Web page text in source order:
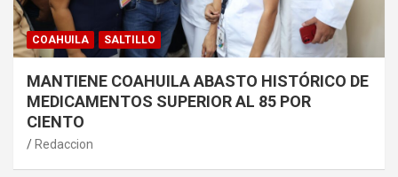
COAHUILA SALTILLO
MANTIENE COAHUILA ABASTO HISTÓRICO DE
MEDICAMENTOS SUPERIOR AL 85 POR
CIENTO
Redaccion